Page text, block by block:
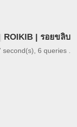
| ROIKIB | รอยขลิบ
6 queries .